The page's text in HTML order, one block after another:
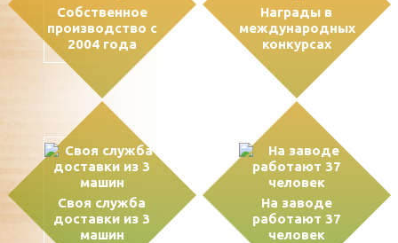
Собственное
производство с
2004 года
Награды в
международных
конкурсах
Своя служба
доставки из 3
машин
На заводе
работают 37
человек